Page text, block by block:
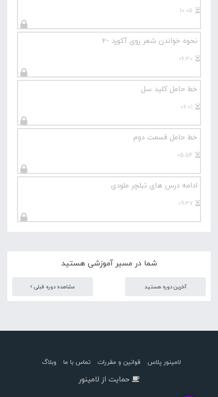
10:05
نحوه خواندن شعر روی آکورد -2
06:30
خط حامل کلید سل
06:01
خط حامل قسمت دوم
05:54
ادامه درس های تبلچر ملودی
09:37
شما در مسیر آموزشی هستید
آخرین دوره هستید مشاهده دوره قبلی
لامینور پلاس قوانین و مقررات تماس با ما وبلاگ
حمایت از لامینور